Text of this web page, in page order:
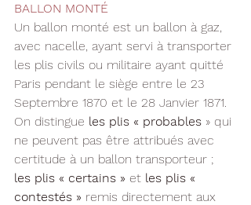
BALLON MONTÉ
Un ballon monté est un ballon à gaz,
avec nacelle, ayant servi à transporter
les plis civils ou militaire ayant quitté
Paris pendant le siège entre le 23
Septembre 1870 et le 28 Janvier 1871.
On distingue les plis « probables » qui
ne peuvent pas être attribués avec
certitude à un ballon transporteur ;
les plis « certains » et les plis «
contestés » remis directement aux